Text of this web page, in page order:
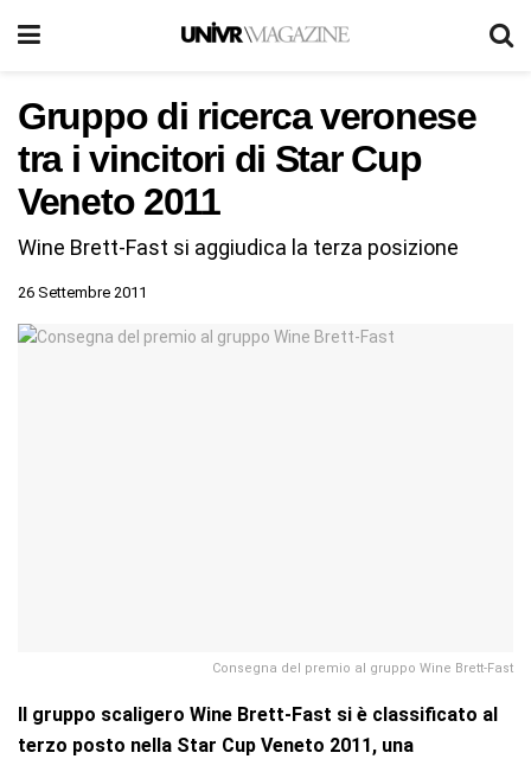
Gruppo di ricerca veronese
tra i vincitori di Star Cup
Veneto 2011
Wine Brett-Fast si aggiudica la terza posizione
26 Settembre 2011
Consegna del premio al gruppo Wine Brett-Fast
Il gruppo scaligero Wine Brett-Fast si è classificato al
terzo posto nella Star Cup Veneto 2011, una